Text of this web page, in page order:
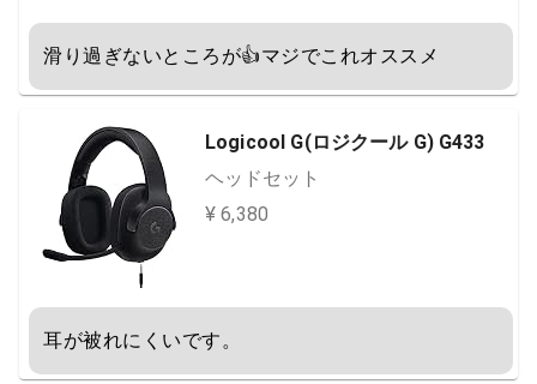
滑り過ぎないところが👍マジでこれオススメ
Logicool G(ロジクール G) G433
ヘッドセット
¥ 6,380
耳が被れにくいです。